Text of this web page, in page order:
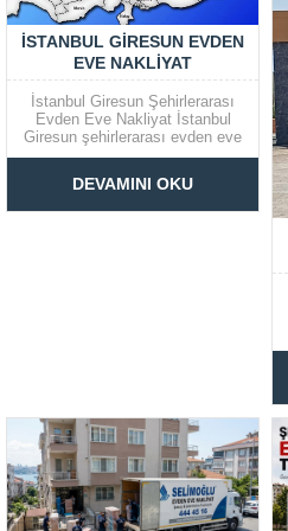
İSTANBUL GIRESUN EVDEN
EVE NAKLIYAT
İstanbul Giresun Şehirlerarası
Evden Eve Nakliyat İstanbul
Giresun şehirlerarası evden eve
nakliyat firmaları yıl içerisinde
Tayin ve bunun gibi nedenlerden
ötürü bu şehirlere olan ilgi
DEVAMINI OKU